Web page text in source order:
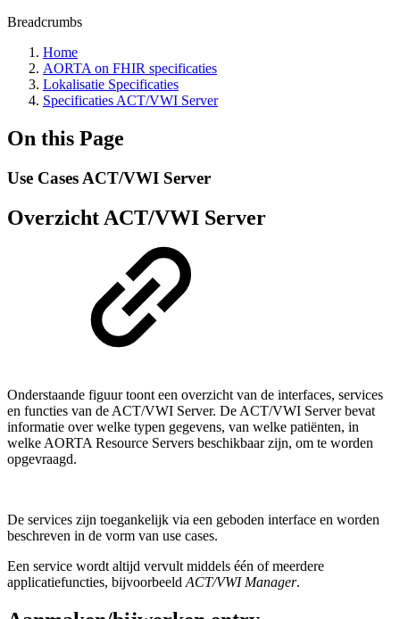
Breadcrumbs
Home
AORTA on FHIR specificaties
Lokalisatie Specificaties
Specificaties ACT/VWI Server
On this Page
Use Cases ACT/VWI Server
Overzicht ACT/VWI Server
Onderstaande figuur toont een overzicht van de interfaces, services
en functies van de ACT/VWI Server. De ACT/VWI Server bevat
informatie over welke typen gegevens, van welke patiënten, in
welke AORTA Resource Servers beschikbaar zijn, om te worden
opgevraagd.
De services zijn toegankelijk via een geboden interface en worden
beschreven in de vorm van use cases.
Een service wordt altijd vervult middels één of meerdere
applicatiefuncties, bijvoorbeeld ACT/VWI Manager.